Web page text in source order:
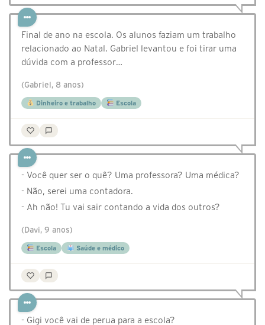
Final de ano na escola. Os alunos faziam um trabalho
relacionado ao Natal. Gabriel levantou e foi tirar uma
dúvida com a professor…
(Gabriel, 8 anos)
Dinheiro e trabalho Escola
- Você quer ser o quê? Uma professora? Uma médica?
- Não, serei uma contadora.
- Ah não! Tu vai sair contando a vida dos outros?
(Davi, 9 anos)
Escola Saúde e médico
- Gigi você vai de perua para a escola?